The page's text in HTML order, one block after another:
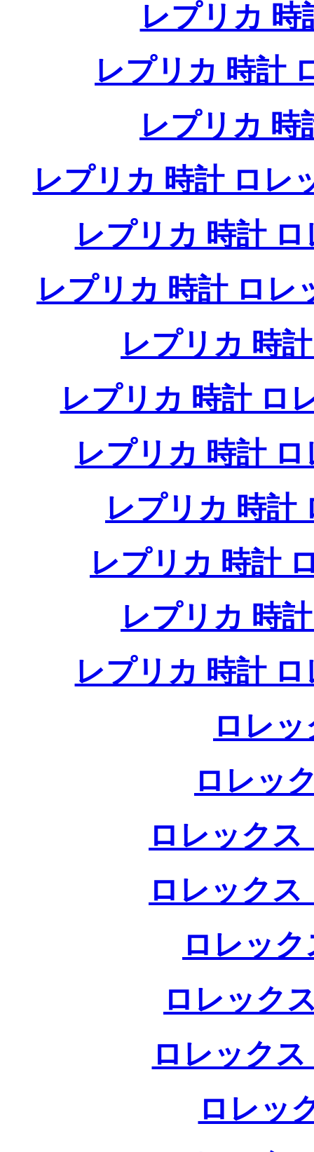
レプリカ 時
レプリカ 時計
レプリカ 時
レプリカ 時計 ロレ
レプリカ 時計
レプリカ 時計 ロレ
レプリカ 時
レプリカ 時計 ロ
レプリカ 時計
レプリカ 時計
レプリカ 時計
レプリカ 時
レプリカ 時計
ロレ
ロレッ
ロレックス
ロレックス
ロレッ
ロレック
ロレック
ロレッ